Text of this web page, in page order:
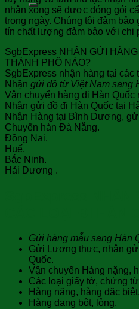
nhận xong sẽ được đóng gói
trong ngày. Chúng tôi đảm
tín chất lượng đảm bảo với chi
SgbExpress NHẬN GỬI
THÀNH PHỐ NÀO?
SgbExpress nhận hàng tại các
Nhận gửi đồ từ Việt Nam sang
Vận chuyển hàng đi Hàn Quốc
Nhận gửi đồ đi Hàn Quốc tại
Nhận Hàng tại Bình Dương,
Chuyển hàn Đà Nẵng.
Đồng Nai.
Huế.
Bắc Ninh.
Hải Dương .
Gửi hàng mẫu sang Hàn
Gửi Lương thực, nhận
Quốc.
Vận chuyển Hàng nặng,
Các loại giấy tờ, chứng
Hàng nặng, hàng đặc biệt.
Hàng dạng bột, lỏng.